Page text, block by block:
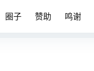
圈子 赞助 鸣谢